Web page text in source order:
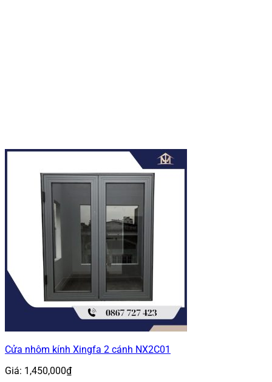
Cửa nhôm kính Xingfa 2 cánh NX2C01
Giá: 1,450,000₫